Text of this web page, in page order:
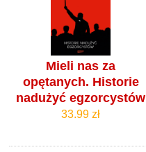
Mieli nas za
opętanych. Historie
nadużyć egzorcystów
33.99 zł